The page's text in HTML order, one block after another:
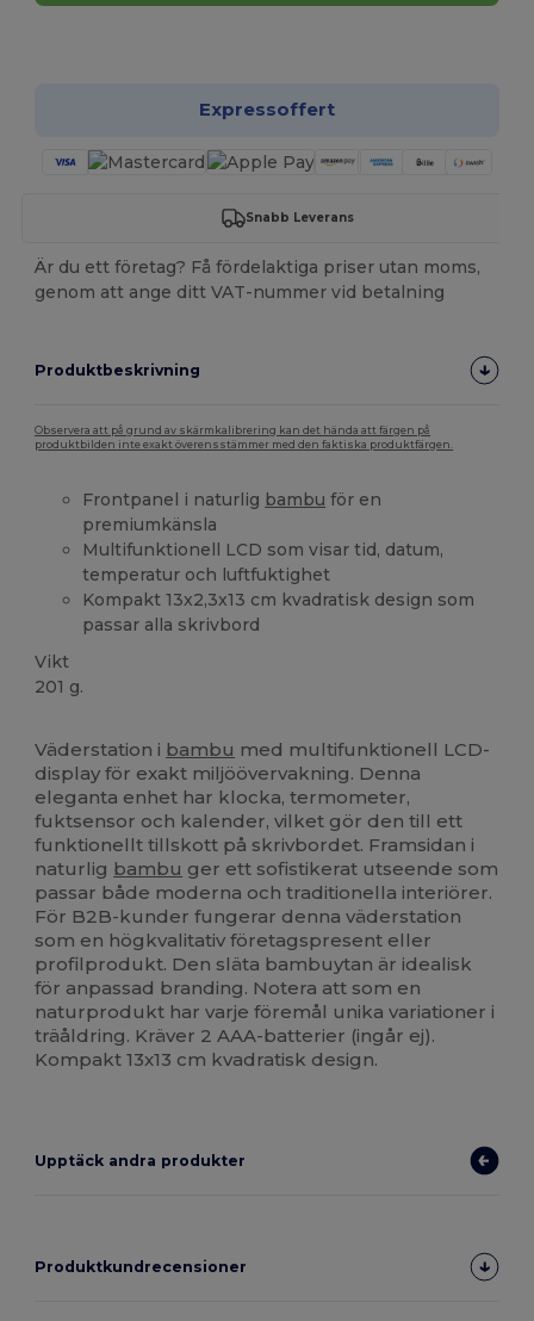
Expressoffert
Snabb Leverans
Är du ett företag? Få fördelaktiga priser utan moms,
genom att ange ditt VAT-nummer vid betalning
Produktbeskrivning
Observera att på grund av skärmkalibrering kan det hända att färgen på
produktbilden inte exakt överensstämmer med den faktiska produktfärgen.
Frontpanel i naturlig bambu för en
premiumkänsla
Multifunktionell LCD som visar tid, datum,
temperatur och luftfuktighet
Kompakt 13x2,3x13 cm kvadratisk design som
passar alla skrivbord
Vikt
201 g.
Väderstation i bambu med multifunktionell LCD-
display för exakt miljöövervakning. Denna
eleganta enhet har klocka, termometer,
fuktsensor och kalender, vilket gör den till ett
funktionellt tillskott på skrivbordet. Framsidan i
naturlig bambu ger ett sofistikerat utseende som
passar både moderna och traditionella interiörer.
För B2B-kunder fungerar denna väderstation
som en högkvalitativ företagspresent eller
profilprodukt. Den släta bambuytan är idealisk
för anpassad branding. Notera att som en
naturprodukt har varje föremål unika variationer i
träåldring. Kräver 2 AAA-batterier (ingår ej).
Kompakt 13x13 cm kvadratisk design.
Upptäck andra produkter
Produktkundrecensioner